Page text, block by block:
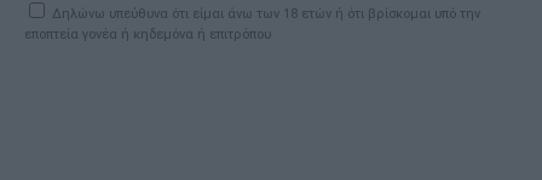
Δηλώνω υπεύθυνα ότι είμαι άνω των 18 ετών ή ότι βρίσκομαι υπό την
εποπτεία γονέα ή κηδεμόνα ή επιτρόπου